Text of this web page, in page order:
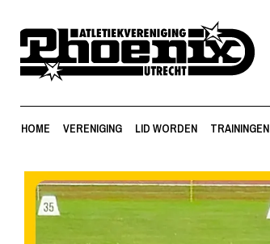
HOME VERENIGING LID WORDEN TRAININGEN